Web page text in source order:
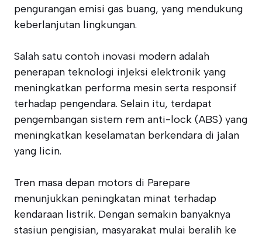
pengurangan emisi gas buang, yang mendukung
keberlanjutan lingkungan.
Salah satu contoh inovasi modern adalah
penerapan teknologi injeksi elektronik yang
meningkatkan performa mesin serta responsif
terhadap pengendara. Selain itu, terdapat
pengembangan sistem rem anti-lock (ABS) yang
meningkatkan keselamatan berkendara di jalan
yang licin.
Tren masa depan motors di Parepare
menunjukkan peningkatan minat terhadap
kendaraan listrik. Dengan semakin banyaknya
stasiun pengisian, masyarakat mulai beralih ke